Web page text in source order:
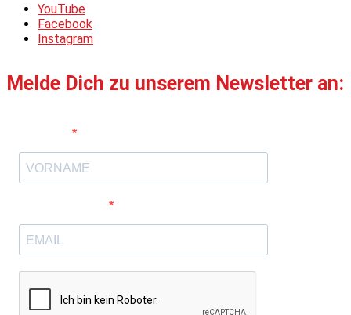
YouTube
Facebook
Instagram
Melde Dich zu unserem Newsletter an: